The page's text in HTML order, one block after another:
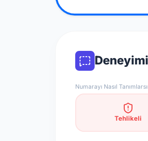
Numarayı Nasıl
Tehlikeli